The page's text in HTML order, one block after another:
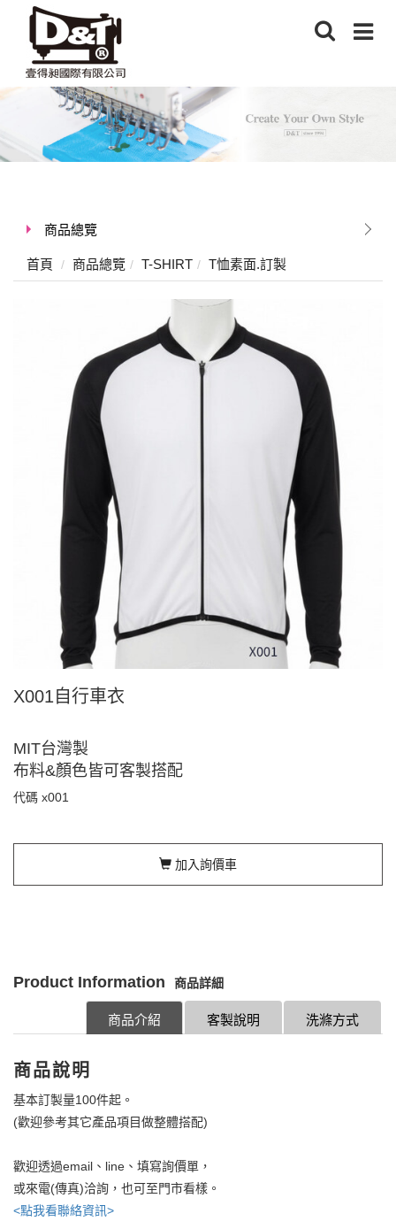
商品總覽
首頁 商品總覽 T-SHIRT T恤素面.訂製
X001自行車衣
MIT台灣製
布料&顏色皆可客製搭配
代碼 x001
加入詢價車
Product Information 商品詳細
洗滌方式
客製說明
商品介紹
商品說明
基本訂製量100件起。
(歡迎參考其它產品項目做整體搭配)
歡迎透過email、line、填寫詢價單，
或來電(傳真)洽詢，也可至門市看樣。
<點我看聯絡資訊>